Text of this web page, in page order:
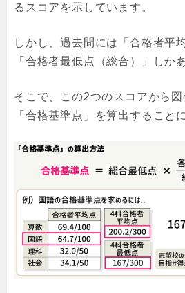
るスコアを示しています。
しかし、過去問には「合格者平
「合格者最低点（総合）」しか
そこで、この2つのスコアから
「合格基準点」を算出すること